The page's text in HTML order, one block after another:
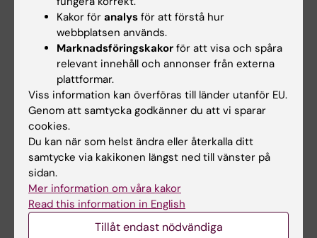
Relaterade artiklar
29 apr 2026
Sverige får sitt första
centrum för klinisk
ögonforskning
Innovationsmedel till
AI-projekt för
screening av
Kakor för analys för att förstå hur
webbplatsen används.
Marknadsföringskakor för att visa och spåra
relevant innehåll och annonser från externa
plattformar.
Viss information kan överföras till länder utanför EU.
Genom att samtycka godkänner du att vi sparar
cookies.
Du kan när som helst ändra eller återkalla ditt
samtycke via kakikonen längst ned till vänster på
sidan.
Mer information om våra kakor
Read this information in English
Tillåt endast nödvändiga